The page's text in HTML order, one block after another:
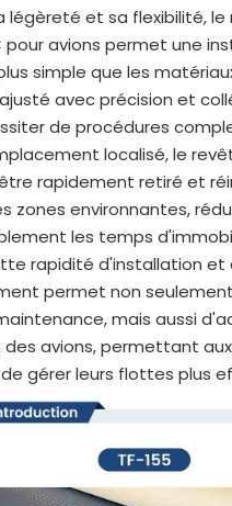
légèreté et sa flexibilité,
pour avions permet une
simple que les
avec précision et
de procédures
localisé, le
rapidement retiré et
zones environnantes,
les temps
rapidité d'installation et
permet non
mais aussi
des avions, permettant
gérer leurs flottes plus